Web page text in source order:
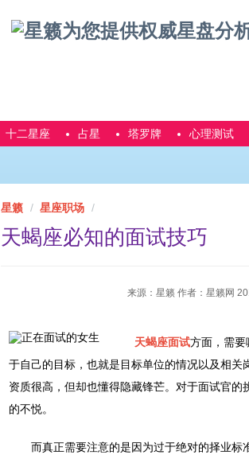
十二星座 占星 塔罗牌 心理测试
星籁 星座职场
天蝎座必知的面试技巧
来源：星籁 作者：星籁网
天蝎座面试方面，需要
于自己的目标，也就是目标单位的情况以及相
资质很高，但却也懂得隐藏锋芒。对于面试官
的不悦。
而真正需要注意的是因为过于绝对的择业